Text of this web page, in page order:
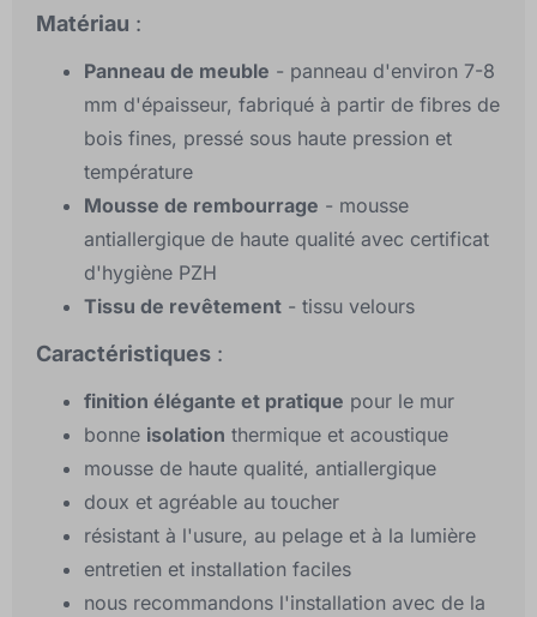
Matériau :
Panneau de meuble - panneau d'environ 7-8
mm d'épaisseur, fabriqué à partir de fibres de
bois fines, pressé sous haute pression et
température
Mousse de rembourrage - mousse
antiallergique de haute qualité avec certificat
d'hygiène PZH
Tissu de revêtement - tissu velours
Caractéristiques :
finition élégante et pratique pour le mur
bonne isolation thermique et acoustique
mousse de haute qualité, antiallergique
doux et agréable au toucher
résistant à l'usure, au pelage et à la lumière
entretien et installation faciles
nous recommandons l'installation avec de la